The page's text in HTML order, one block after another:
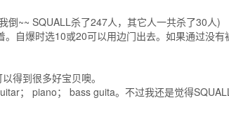
倒~~ SQUALL杀了247人，其它人一共杀了30人)
自爆时选10或20可以用边门出去。如果通过没有
得到很多好宝贝噢。
； piano； bass guita。不过我还是觉得